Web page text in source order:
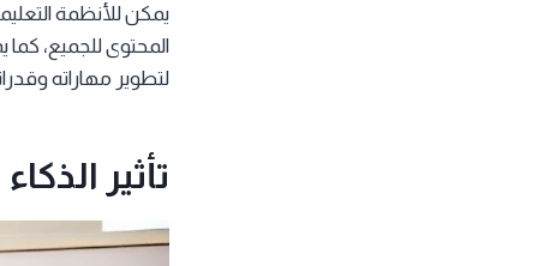
يمكن للأنظمة
المحتوى للجميع،
لتطوير مهاراته
تأثير